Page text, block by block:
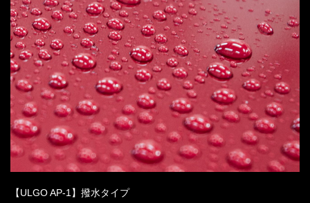
【ULGO AP-1】撥水タイプ